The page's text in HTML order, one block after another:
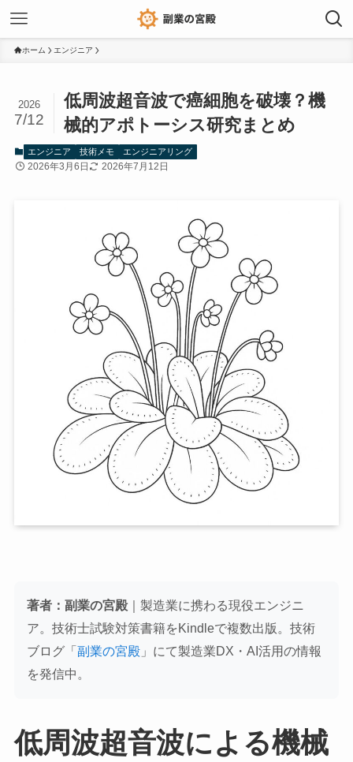
ホーム エンジニア
低周波超音波で癌細胞を破壊？機
械的アポトーシス研究まとめ
2026
7/12
エンジニア 技術メモ エンジニアリング
2026年3月6日 2026年7月12日
著者：副業の宮殿｜製造業に携わる現役エンジニ
ア。技術士試験対策書籍をKindleで複数出版。技術
ブログ「副業の宮殿 」にて製造業DX・AI活用の情報
を発信中。
低周波超音波による機械